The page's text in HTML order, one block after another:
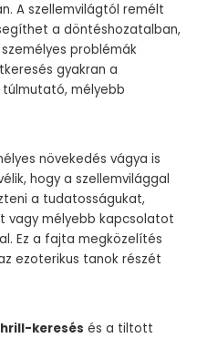
A szellemvilágtól remélt
a döntéshozatalban,
problémák
gyakran a
mélyebb
növekedés vágya is
hogy a szellemvilággal
a tudatosságukat,
vagy mélyebb kapcsolatot
Ez a fajta megközelítés
ezoterikus tanok részét
keresés és a tiltott